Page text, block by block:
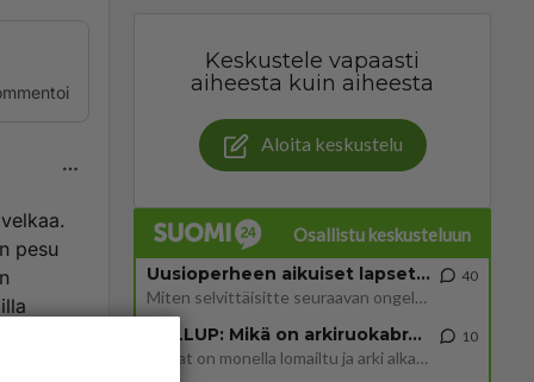
pesu
Keskustele vapaasti
aiheesta kuin aiheesta
Aloita keskustelu
Osallistu keskusteluun
Uusioperheen aikuiset lapset tyhjentää jääkaapin käydessään
Miten selvittäisitte seuraavan ongelman, meillä on uusioperhe, minulla teini-ikäiset lapset ja puolisolla aikuiset, jotk
40
GALLUP: Mikä on arkiruokabravuurisi?
Lomat on monella lomailtu ja arki alkaa. Se voi tarkoittaa myös sitä, että grillailut on grillattu ja palataan arjen ruo
10